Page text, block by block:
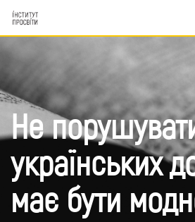
Skip
content
Не
українських
має бути